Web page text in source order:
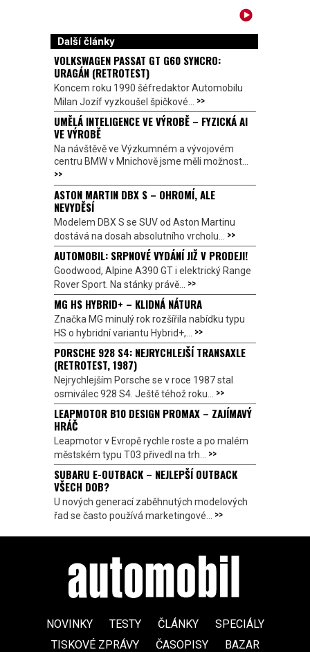
Další články
VOLKSWAGEN PASSAT GT G60 SYNCRO:
URAGÁN (RETROTEST)
Koncem roku 1990 šéfredaktor Automobilu
Milan Jozíf vyzkoušel špičkové... >>
UMĚLÁ INTELIGENCE VE VÝROBĚ – FYZICKÁ AI
VE VÝROBĚ
Na návštěvě ve Výzkumném a vývojovém
centru BMW v Mnichově jsme měli možnost...
>>
ASTON MARTIN DBX S – OHROMÍ, ALE
NEVYDĚSÍ
Modelem DBX S se SUV od Aston Martinu
dostává na dosah absolutního vrcholu... >>
AUTOMOBIL: SRPNOVÉ VYDÁNÍ JIŽ V PRODEJI!
Goodwood, Alpine A390 GT i elektrický Range
Rover Sport. Na stánky právě... >>
MG HS HYBRID+ – KLIDNÁ NÁTURA
Značka MG minulý rok rozšířila nabídku typu
HS o hybridní variantu Hybrid+,... >>
PORSCHE 928 S4: NEJRYCHLEJŠÍ TRANSAXLE
(RETROTEST, 1987)
Nejrychlejším Porsche se v roce 1987 stal
osmiválec 928 S4. Ještě téhož roku... >>
LEAPMOTOR B10 DESIGN PROMAX – ZAJÍMAVÝ
HRÁČ
Leapmotor v Evropě rychle roste a po malém
městském typu T03 přivedl na trh... >>
SUBARU E-OUTBACK – NEJLEPŠÍ OUTBACK
VŠECH DOB?
U nových generací zaběhnutých modelových
řad se často používá marketingové... >>
NOVINKY TESTY ČLÁNKY
SPECIÁLY
TISKOVÉ ZPRÁVY
ČASOPISY BAZAR